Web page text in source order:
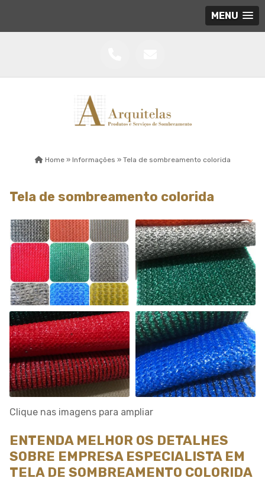
MENU
Home » Informações » Tela de sombreamento colorida
Tela de sombreamento colorida
Clique nas imagens para ampliar
ENTENDA MELHOR OS DETALHES
SOBRE EMPRESA ESPECIALISTA EM
TELA DE SOMBREAMENTO COLORIDA